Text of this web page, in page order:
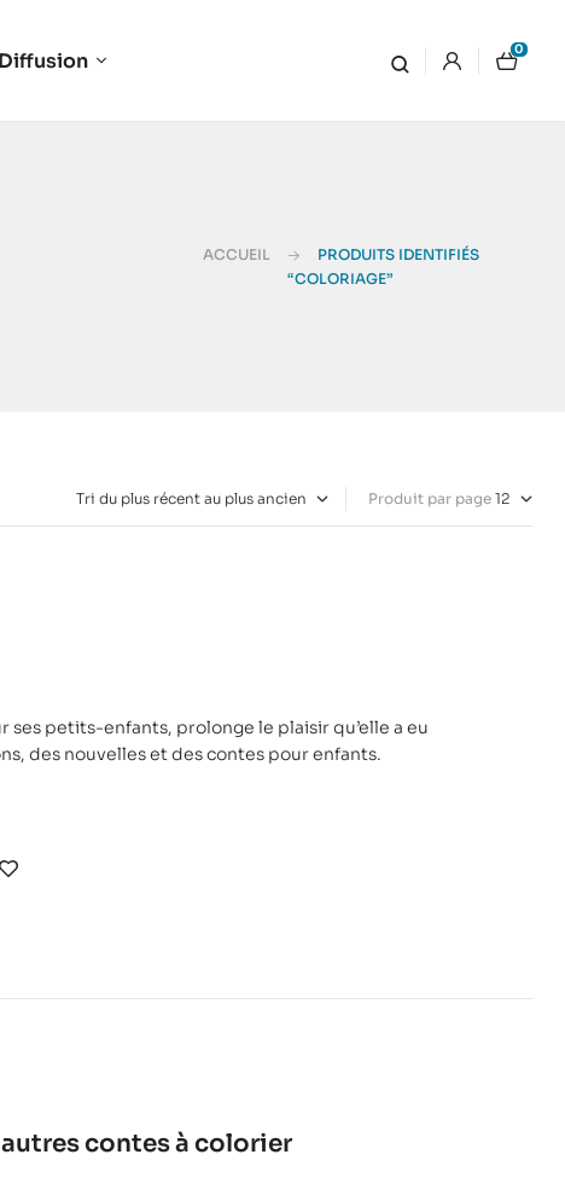
Diffusion 0
ACCUEIL
PRODUITS IDENTIFIÉS
“COLORIAGE”
Produit par page
ses petits-enfants, prolonge le plaisir qu’elle a eu
des nouvelles et des contes pour enfants.
contes à colorier